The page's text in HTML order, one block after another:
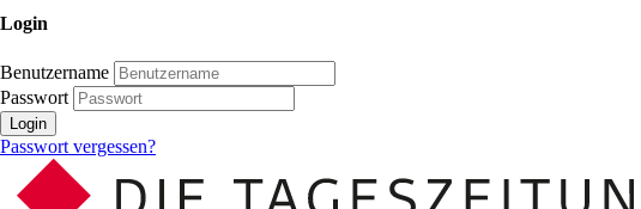
Login
Benutzername
Passwort
Login
Passwort vergessen?